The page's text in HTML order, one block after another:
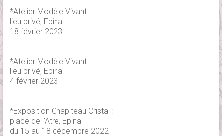
*Atelier Modèle Vivant :
lieu privé, Epinal
18 février 2023
*Atelier Modèle Vivant :
lieu privé, Epinal
4 février 2023
*Exposition Chapiteau Cristal :
place de l'Atre, Epinal
du 15 au 18 décembre 2022